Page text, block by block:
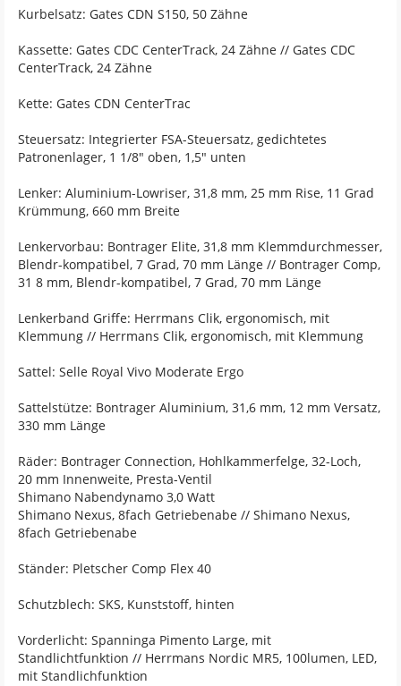
Kurbelsatz: Gates CDN S150, 50 Zähne
Kassette: Gates CDC CenterTrack, 24 Zähne // Gates CDC
CenterTrack, 24 Zähne
Kette: Gates CDN CenterTrac
Steuersatz: Integrierter FSA-Steuersatz, gedichtetes
Patronenlager, 1 1/8" oben, 1,5" unten
Lenker: Aluminium-Lowriser, 31,8 mm, 25 mm Rise, 11 Grad
Krümmung, 660 mm Breite
Lenkervorbau: Bontrager Elite, 31,8 mm Klemmdurchmesser,
Blendr-kompatibel, 7 Grad, 70 mm Länge // Bontrager Comp,
31 8 mm, Blendr-kompatibel, 7 Grad, 70 mm Länge
Lenkerband Griffe: Herrmans Clik, ergonomisch, mit
Klemmung // Herrmans Clik, ergonomisch, mit Klemmung
Sattel: Selle Royal Vivo Moderate Ergo
Sattelstütze: Bontrager Aluminium, 31,6 mm, 12 mm Versatz,
330 mm Länge
Räder: Bontrager Connection, Hohlkammerfelge, 32-Loch,
20 mm Innenweite, Presta-Ventil
Shimano Nabendynamo 3,0 Watt
Shimano Nexus, 8fach Getriebenabe // Shimano Nexus,
8fach Getriebenabe
Ständer: Pletscher Comp Flex 40
Schutzblech: SKS, Kunststoff, hinten
Vorderlicht: Spanninga Pimento Large, mit
Standlichtfunktion // Herrmans Nordic MR5, 100lumen, LED,
mit Standlichfunktion